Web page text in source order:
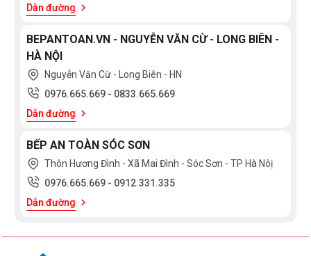
Dẫn đường
BEPANTOAN.VN - NGUYỄN VĂN CỪ - LONG BIÊN -
HÀ NỘI
Nguyễn Văn Cừ - Long Biên - HN
0976.665.669 - 0833.665.669
Dẫn đường
BẾP AN TOÀN SÓC SƠN
Thôn Hương Đình - Xã Mai Đình - Sóc Sơn - TP Hà Nôị
0976.665.669 - 0912.331.335
Dẫn đường